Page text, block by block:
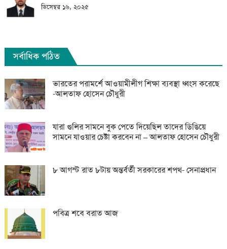
ডিসেম্বর ১৬, ২০২৫
সর্বাধিক পঠিত
ভারতের পরামর্শে আওয়ামীলীগ শিক্ষা ব্যবস্থা ধ্বংস করেছে
-আলতাফ হোসেন চৌধুরী
যারা গুলির সামনে বুক পেতে দিয়েছিল তাদের ডিঙিয়ে
সামনে যাওয়ার চেষ্টা করবেন না – আলতাফ হোসেন চৌধুরী
৮ আগস্ট রাত ৮টায় অন্তর্বর্তী সরকারের শপথ- সেনাপ্রধান
পবিত্র শবে বরাত আজ